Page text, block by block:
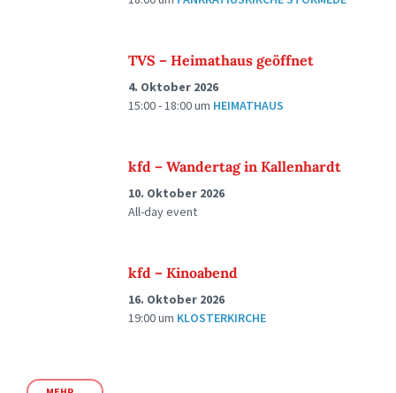
TVS – Heimathaus geöffnet
4. Oktober 2026
15:00 - 18:00um HEIMATHAUS
kfd – Wandertag in Kallenhardt
10. Oktober 2026
All-day event
kfd – Kinoabend
16. Oktober 2026
19:00um KLOSTERKIRCHE